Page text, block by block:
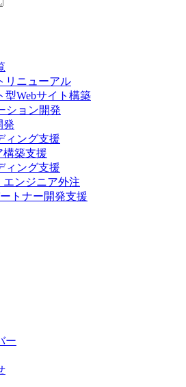
リニューアル
型Webサイト構築
ション開発
発
ィング支援
構築支援
ィング支援
エンジニア外注
トナー開発支援
ー